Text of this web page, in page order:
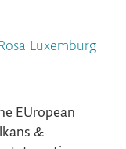
Luxemburg
EUropean
&